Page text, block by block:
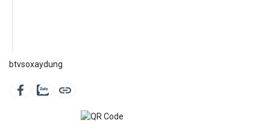
btvsoxaydung